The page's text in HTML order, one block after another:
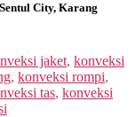
City, Karang
jaket, konveksi
, konveksi rompi,
tas, konveksi